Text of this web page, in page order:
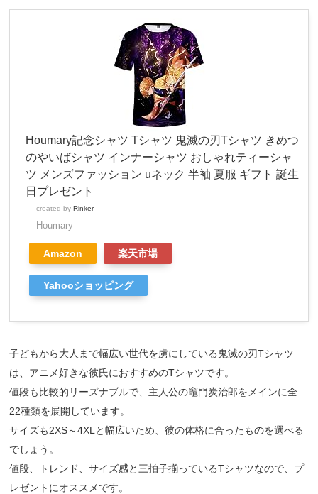
Houmary記念シャツ Tシャツ 鬼滅の刃Tシャツ きめつ
のやいばシャツ インナーシャツ おしゃれティーシャ
ツ メンズファッション uネック 半袖 夏服 ギフト 誕生
日プレゼント
created byRinker
Houmary
Amazon 楽天市場
Yahooショッピング
子どもから大人まで幅広い世代を虜にしている鬼滅の刃Tシャツ
は、アニメ好きな彼氏におすすめのTシャツです。
値段も比較的リーズナブルで、主人公の竈門炭治郎をメインに全
22種類を展開しています。
サイズも2XS～4XLと幅広いため、彼の体格に合ったものを選べる
でしょう。
値段、トレンド、サイズ感と三拍子揃っているTシャツなので、プ
レゼントにオススメです。